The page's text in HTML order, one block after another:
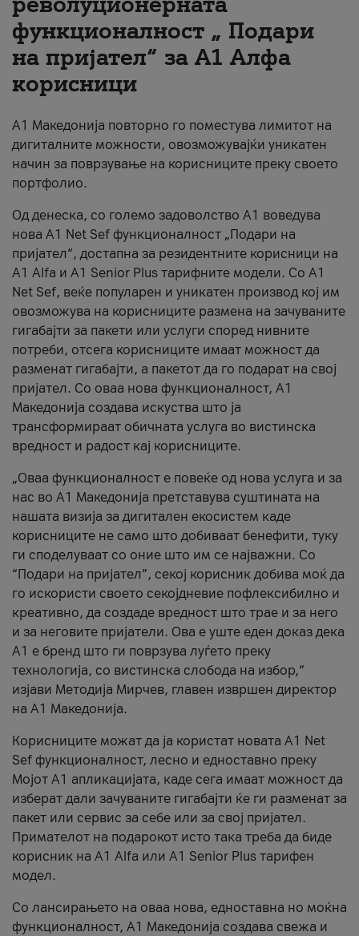
За нас
#ПодобарОнлајн
функционалност „ Подари
на пријател“ за А1 Алфа
корисници
А1 Македонија повторно го поместува лимитот на
дигиталните можности, овозможувајќи уникатен
начин за поврзување на корисниците преку своето
портфолио.
Од денеска, со големо задоволство А1 воведува
нова A1 Net Sef функционалност „Подари на
пријател“, достапна за резидентните корисници на
А1 Alfa и A1 Senior Plus тарифните модели. Со A1
Net Sef, веќе популарен и уникатен производ кој им
овозможува на корисниците размена на зачуваните
гигабајти за пакети или услуги според нивните
потреби, отсега корисниците имаат можност да
разменат гигабајти, а пакетот да го подарат на свој
пријател. Со оваа нова функционалност, А1
Македонија создава искуства што ја
трансформираат обичната услуга во вистинска
вредност и радост кај корисниците.
„Оваа функционалност е повеќе од нова услуга и за
нас во А1 Македонија претставува суштината на
нашата визија за дигитален екосистем каде
корисниците не само што добиваат бенефити, туку
ги споделуваат со оние што им се најважни. Со
“Подари на пријател”, секој корисник добива моќ да
го искористи своето секојдневие пофлексибилно и
креативно, да создаде вредност што трае и за него
и за неговите пријатели. Ова е уште еден доказ дека
А1 е бренд што ги поврзува луѓето преку
технологија, со вистинска слобода на избор,“
изјави Методија Мирчев, главен извршен директор
на А1 Македонија.
Корисниците можат да ја користат новата А1 Net
Sef функционалност, лесно и едноставно преку
Мојот А1 апликацијата, каде сега имаат можност да
изберат дали зачуваните гигабајти ќе ги разменат за
пакет или сервис за себе или за свој пријател.
Примателот на подарокот исто така треба да биде
корисник на А1 Alfa или A1 Senior Plus тарифен
модел.
Со лансирањето на оваа нова, едноставна но моќна
функционалност, А1 Македонија создава свежа и